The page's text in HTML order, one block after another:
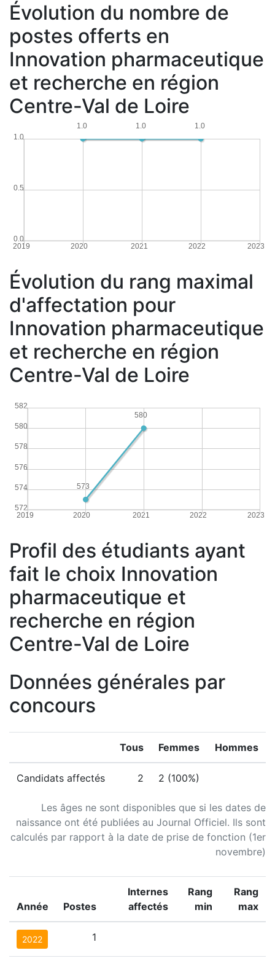
Évolution du nombre de
postes offerts en
Innovation pharmaceutique
et recherche en région
Centre-Val de Loire
2019 2020 2021 2022 2023
0.0
0.5
1.0
1.0
1.0
1.0
Évolution du rang maximal
d'affectation pour
Innovation pharmaceutique
et recherche en région
Centre-Val de Loire
2019 2020 2021 2022 2023
572
574
576
578
580
582
580
573
Profil des étudiants ayant
fait le choix Innovation
pharmaceutique et
recherche en région
Centre-Val de Loire
Données générales par
concours
Les âges ne sont disponibles que si les dates de
naissance ont été publiées au Journal Officiel. Ils sont
calculés par rapport à la date de prise de fonction (1er
novembre)
Tous Femmes Hommes
Candidats affectés 2 2 (100%)
Année Postes
Internes
affectés
Rang
min
Rang
max
2022 1